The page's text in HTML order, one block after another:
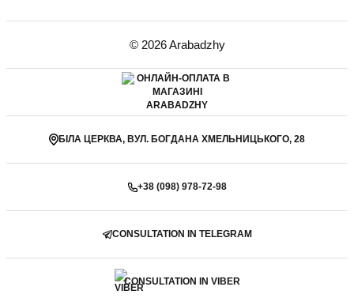
© 2026 Arabadzhy
БІЛА ЦЕРКВА, ВУЛ. БОГДАНА ХМЕЛЬНИЦЬКОГО, 28
+38 (098) 978-72-98
CONSULTATION IN TELEGRAM
CONSULTATION IN VIBER